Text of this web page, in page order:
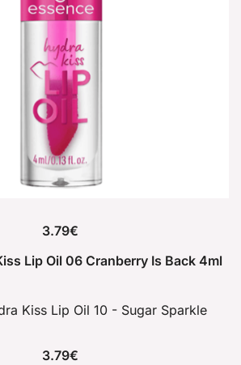
3.79€
Lip Oil 06 Cranberry Is Back 4ml
3.79€